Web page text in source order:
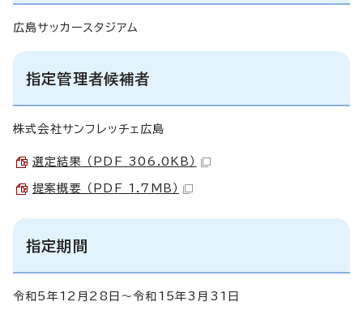
広島サッカースタジアム
指定管理者候補者
株式会社サンフレッチェ広島
選定結果 （PDF 306.0KB）
提案概要 （PDF 1.7MB）
指定期間
令和5年12月28日～令和15年3月31日